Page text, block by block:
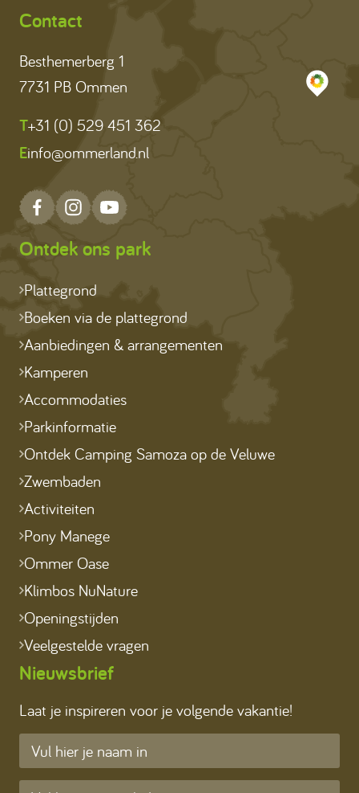
Contact
Besthemerberg 1
7731 PB Ommen
T+31 (0) 529 451 362
Einfo@ommerland.nl
Ontdek ons park
Plattegrond
Boeken via de plattegrond
Aanbiedingen & arrangementen
Kamperen
Accommodaties
Parkinformatie
Ontdek Camping Samoza op de Veluwe
Zwembaden
Activiteiten
Pony Manege
Ommer Oase
Klimbos NuNature
Openingstijden
Veelgestelde vragen
Nieuwsbrief
Laat je inspireren voor je volgende vakantie!